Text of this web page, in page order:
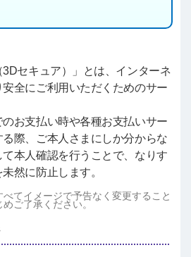
3Dセキュア）」とは、インターネ
全にご利用いただくためのサー
お支払い時や各種お支払いサー
際、ご本人さまにしか分からな
本人確認を行うことで、なりす
然に防止します。
てイメージで予告なく変更すること
ご了承ください。